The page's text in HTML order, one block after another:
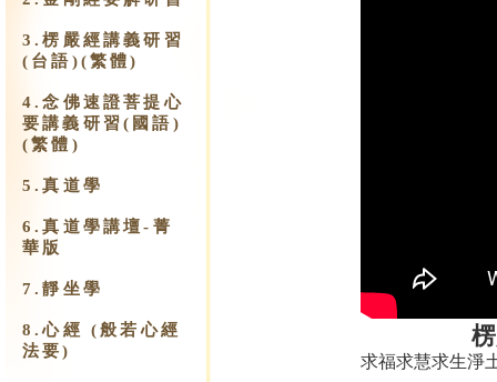
3.楞嚴經講義研習
(台語)(繁體)
4.念佛速證菩提心
要講義研習(國語)
(繁體)
5.真道學
6.真道學講壇-菁
華版
7.靜坐學
8.心經 (般若心經
法要)
求福求慧求生淨